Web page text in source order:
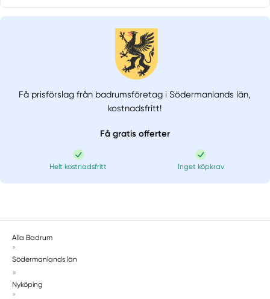
Få prisförslag från badrumsföretag i Södermanlands län,
kostnadsfritt!
Få gratis offerter
Helt kostnadsfritt Inget köpkrav
Alla Badrum
»
Södermanlands län
»
Nyköping
»